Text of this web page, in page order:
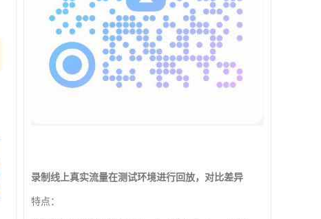
录制线上真实流量在测试环境进行回放，对比差异
特点：